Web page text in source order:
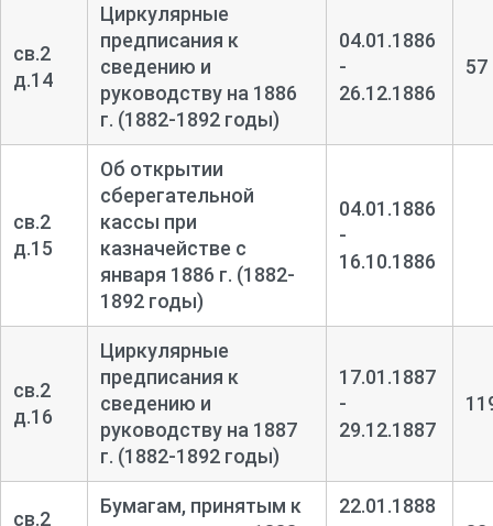
св.2
д.14
Циркулярные
предписания к
сведению и
руководству на 1886
г. (1882-1892 годы)
04.01.1886
-
26.12.1886
57
св.2
д.15
Об открытии
сберегательной
кассы при
казначействе с
января 1886 г. (1882-
1892 годы)
04.01.1886
-
16.10.1886
св.2
д.16
Циркулярные
предписания к
сведению и
руководству на 1887
г. (1882-1892 годы)
17.01.1887
-
29.12.1887
св.2
Бумагам, принятым к
22.01.1888